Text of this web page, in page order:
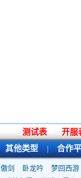
开服
测试表
其他类型 | 合作
傲剑 卧龙吟 梦回西游